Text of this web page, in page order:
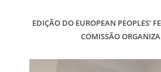
EDIÇÃO DO EUROPEAN PEOPLES’
COMISSÃO